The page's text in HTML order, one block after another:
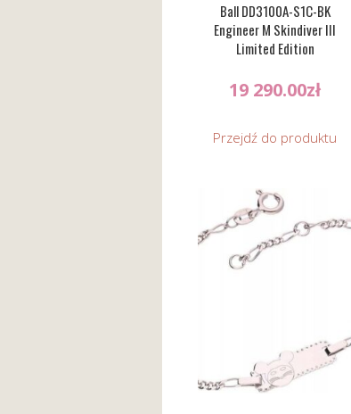
Ball DD3100A-S1C-BK
Engineer M Skindiver III
Limited Edition
19 290.00zł
Przejdź do produktu